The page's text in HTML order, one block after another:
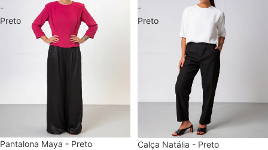
-
Preto
Pantalona Maya - Preto
-
Preto
Promoção
Calça Natália - Preto